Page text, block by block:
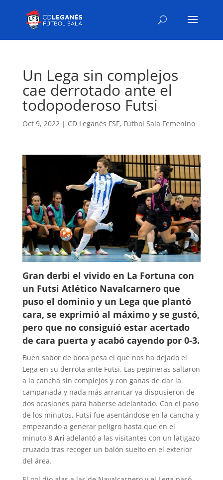
Un Lega sin complejos
cae derrotado ante el
todopoderoso Futsi
Oct 9, 2022| CD Leganés FSF, Fútbol Sala Femenino
Gran derbi el vivido en La Fortuna con
un Futsi Atlético Navalcarnero que
puso el dominio y un Lega que plantó
cara, se exprimió al máximo y se gustó,
pero que no consiguió estar acertado
de cara puerta y acabó cayendo por 0-3.
Buen sabor de boca pesa el que nos ha dejado el
Lega en su derrota ante Futsi. Las pepineras saltaron
a la cancha sin complejos y con ganas de dar la
campanada y nada más arrancar ya dispusieron de
dos ocasiones para haberse adelantado. Con el paso
de los minutos, Futsi fue asentándose en la cancha y
empezando a generar peligro hasta que en el
minuto 8 Ariadelantó a las visitantes con un latigazo
cruzado tras recoger un balón suelto en el exterior
del área.